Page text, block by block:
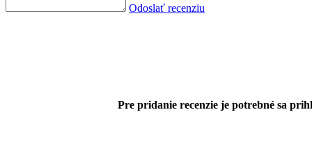
Odoslať recenziu
Pre pridanie recenzie je potrebné sa